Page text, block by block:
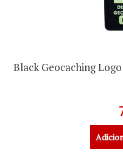
Black Geocaching